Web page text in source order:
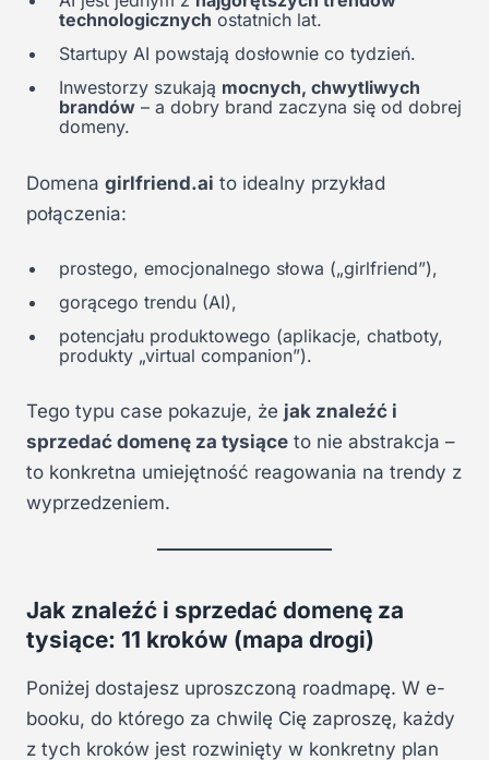
technologicznych ostatnich lat.
Startupy AI powstają dosłownie co tydzień.
Inwestorzy szukają mocnych, chwytliwych
brandów – a dobry brand zaczyna się od dobrej
domeny.
Domena girlfriend.ai to idealny przykład
połączenia:
prostego, emocjonalnego słowa („girlfriend”),
gorącego trendu (AI),
potencjału produktowego (aplikacje, chatboty,
produkty „virtual companion”).
Tego typu case pokazuje, że jak znaleźć i
sprzedać domenę za tysiące to nie abstrakcja –
to konkretna umiejętność reagowania na trendy z
wyprzedzeniem.
Jak znaleźć i sprzedać domenę za
tysiące: 11 kroków (mapa drogi)
Poniżej dostajesz uproszczoną roadmapę. W e-
booku, do którego za chwilę Cię zaproszę, każdy
z tych kroków jest rozwinięty w konkretny plan